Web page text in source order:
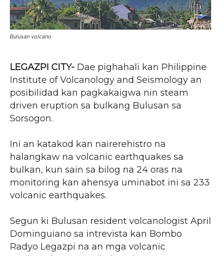
Bulusan volcano
LEGAZPI CITY- Dae pighahali kan Philippine
Institute of Volcanology and Seismology an
posibilidad kan pagkakaigwa nin steam
driven eruption sa bulkang Bulusan sa
Sorsogon.
Ini an katakod kan nairerehistro na
halangkaw na volcanic earthquakes sa
bulkan, kun sain sa bilog na 24 oras na
monitoring kan ahensya uminabot ini sa 233
volcanic earthquakes.
Segun ki Bulusan resident volcanologist April
Dominguiano sa intrevista kan Bombo
Radyo Legazpi na an mga volcanic